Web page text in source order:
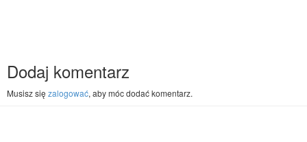
Dodaj komentarz
Musisz się zalogować, aby móc dodać komentarz.